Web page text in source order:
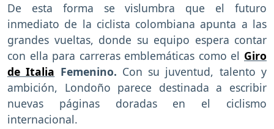
De esta forma se vislumbra que el futuro
inmediato de la ciclista colombiana apunta a las
grandes vueltas, donde su equipo espera contar
con ella para carreras emblemáticas como el Giro
de Italia Femenino. Con su juventud, talento y
ambición, Londoño parece destinada a escribir
nuevas páginas doradas en el ciclismo
internacional.